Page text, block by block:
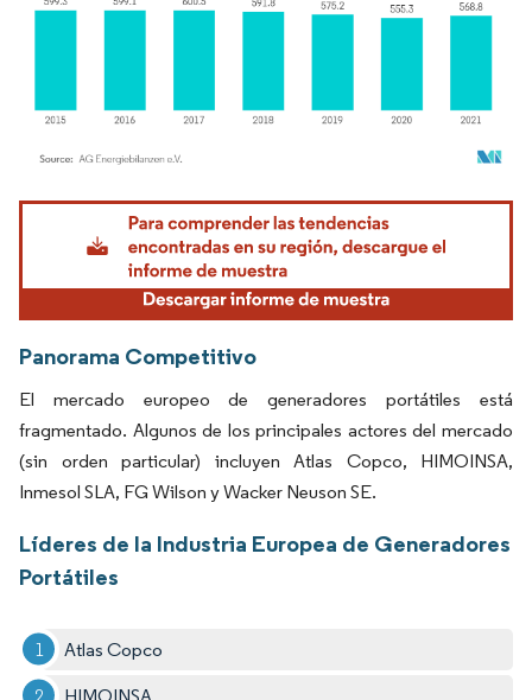
Imagen © Mordor Intelligence. El uso requiere atribución según CC BY 4.0.
Panorama Competitivo
El mercado europeo de generadores portátiles está
fragmentado. Algunos de los principales actores del mercado
(sin orden particular) incluyen Atlas Copco, HIMOINSA,
Inmesol SLA, FG Wilson y Wacker Neuson SE.
Líderes de la Industria Europea de Generadores
Portátiles
Atlas Copco